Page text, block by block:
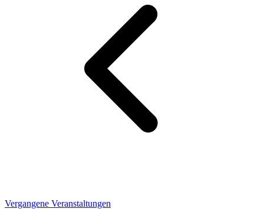
Vergangene Veranstaltungen